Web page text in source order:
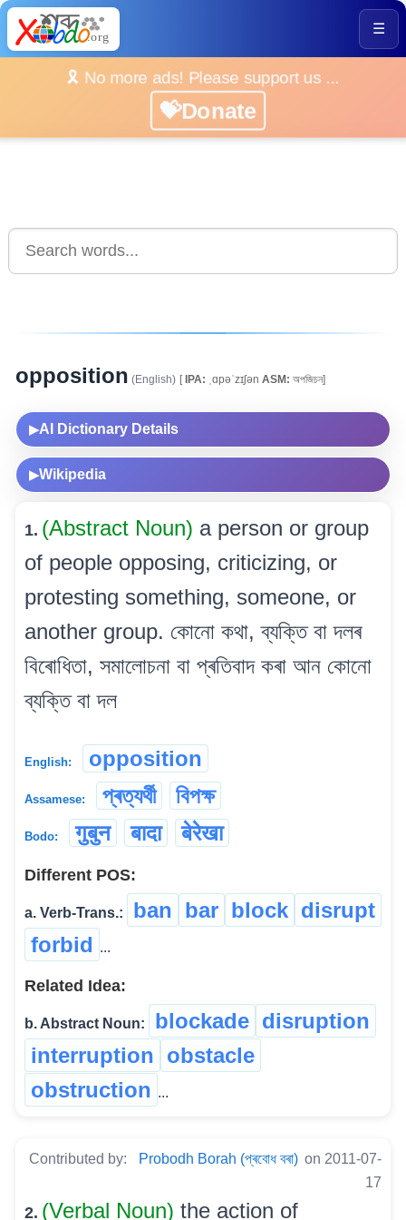
☰
🎗️ No more ads! Please support us ...
💝Donate
opposition (English) [IPA: ˌɑpəˈzɪʃən ASM: অপজিচন]
▶AI Dictionary Details
▶Wikipedia
1. (Abstract Noun) a person or group
of people opposing, criticizing, or
protesting something, someone, or
another group. কোনো কথা, ব্যক্তি বা দলৰ
বিৰোধিতা, সমালোচনা বা প্ৰতিবাদ কৰা আন কোনো
ব্যক্তি বা দল
English: opposition
Assamese: প্ৰত্যৰ্থী বিপক্ষ
Bodo: गुबुन बादा बेरेखा
Different POS:
a. Verb-Trans.: ban bar block disrupt
forbid ...
Related Idea:
b. Abstract Noun: blockade disruption
interruption obstacle
obstruction ...
Contributed by: Probodh Borah (প্ৰবোধ বৰা) on 2011-07-
17
2. (Verbal Noun) the action of